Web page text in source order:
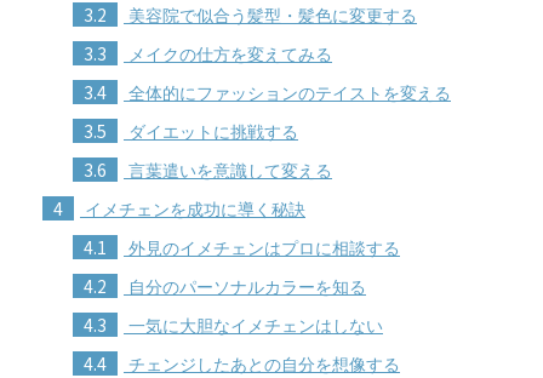
3.2 美容院で似合う髪型・髪色に変更する
3.3 メイクの仕方を変えてみる
3.4 全体的にファッションのテイストを変える
3.5 ダイエットに挑戦する
3.6 言葉遣いを意識して変える
4 イメチェンを成功に導く秘訣
4.1 外見のイメチェンはプロに相談する
4.2 自分のパーソナルカラーを知る
4.3 一気に大胆なイメチェンはしない
4.4 チェンジしたあとの自分を想像する